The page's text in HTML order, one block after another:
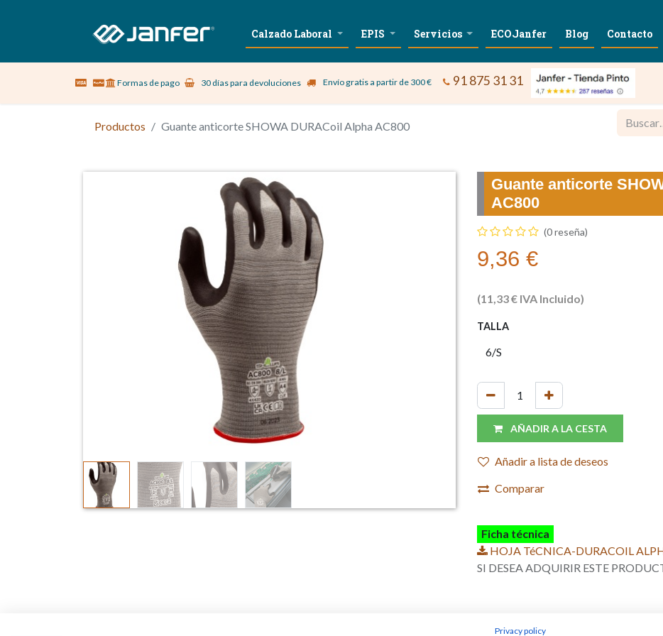
Sobre nosotros Vestuario Laboral Calzado Laboral EPIS Servicios ECOJanfer Blog Contacto
Formas de pago 30 días para devoluciones Envío gratis a partir de 300 € 91 875 31 31
Productos Guante anticorte SHOWA DURACoil Alpha AC800
Guante anticorte
AC800
(0 reseña)
9,36 €
(11,33€ IVA Incluido)
TALLA
AÑADIR A LA CESTA
Añadir a lista de deseos
Comparar
Ficha técnica
HOJA TéCNICA-DURACOIL
SI DESEA ADQUIRIR ESTE
Privacy policy